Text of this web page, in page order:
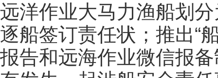
远洋作业大马力渔船划
逐船签订责任状；推出“
报告和远海作业微信报